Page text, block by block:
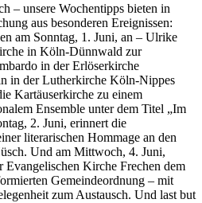
– unsere Wochentipps bieten in
aus besonderen Ereignissen:
am Sonntag, 1. Juni, an – Ulrike
in Köln-Dünnwald zur
in der Erlöserkirche
in der Lutherkirche Köln-Nippes
Kartäuserkirche zu einem
Ensemble unter dem Titel „Im
2. Juni, erinnert die
literarischen Hommage an den
Und am Mittwoch, 4. Juni,
Kirche Frechen dem
Gemeindeordnung – mit
zum Austausch. Und last but